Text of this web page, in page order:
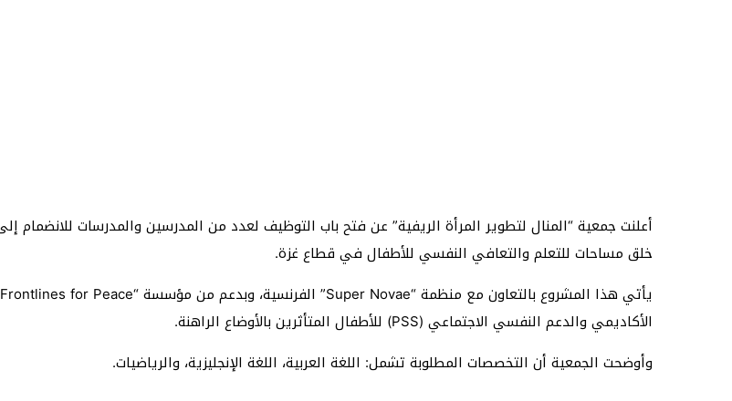
خلق مساحات للتعلم والتعافي النفسي للأطفال في قطاع غزة.
الأكاديمي والدعم النفسي الاجتماعي (PSS) للأطفال المتأثرين بالأوضاع الراهنة.
وأوضحت الجمعية أن التخصصات المطلوبة تشمل: اللغة العربية، اللغة الإنجليزية، والرياضيات.